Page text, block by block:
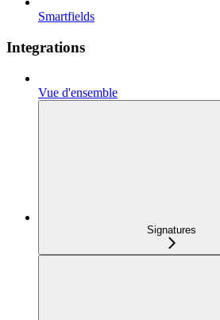
Smartfields
Integrations
Vue d'ensemble
Signatures